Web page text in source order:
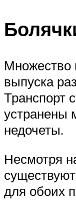
Множество
выпуска
Транспорт
устранены
недочеты.
Несмотря
для обоих